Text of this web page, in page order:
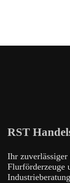
RST
Ihr zuverlässiger
Flurförderzeuge
Industrieberatung